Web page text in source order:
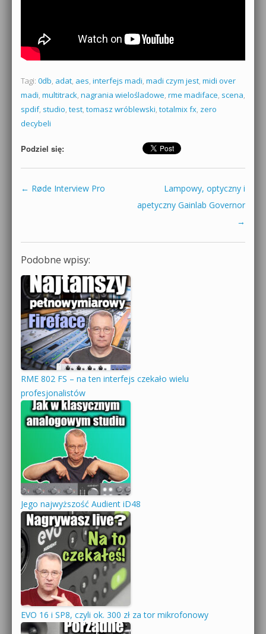
Tagi: 0db, adat, aes, interfejs madi, madi czym jest, midi over
madi, multitrack, nagrania wielośladowe, rme madiface, scena,
spdif, studio, test, tomasz wróblewski, totalmix fx, zero
decybeli
Podziel się:
Zobacz wpisy
← Røde Interview Pro
Lampowy, optyczny i
apetyczny Gainlab Governor
→
Podobne wpisy:
RME 802 FS – na ten interfejs czekało wielu
profesjonalistów
Jego najwyższość Audient iD48
EVO 16 i SP8, czyli ok. 300 zł za tor mikrofonowy